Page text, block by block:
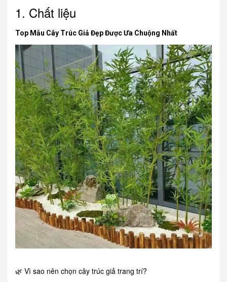
1. Chất liệu
Top Mẫu Cây Trúc Giả Đẹp Được Ưa Chuộng Nhất
🌿 Vì sao nên chọn cây trúc giả trang trí?